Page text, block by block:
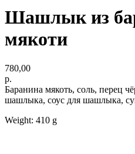
Шашлык из
мякоти
780,00
р.
Баранина мякоть, соль, перец
шашлыка, соус для шашлыка,
Weight: 410 g